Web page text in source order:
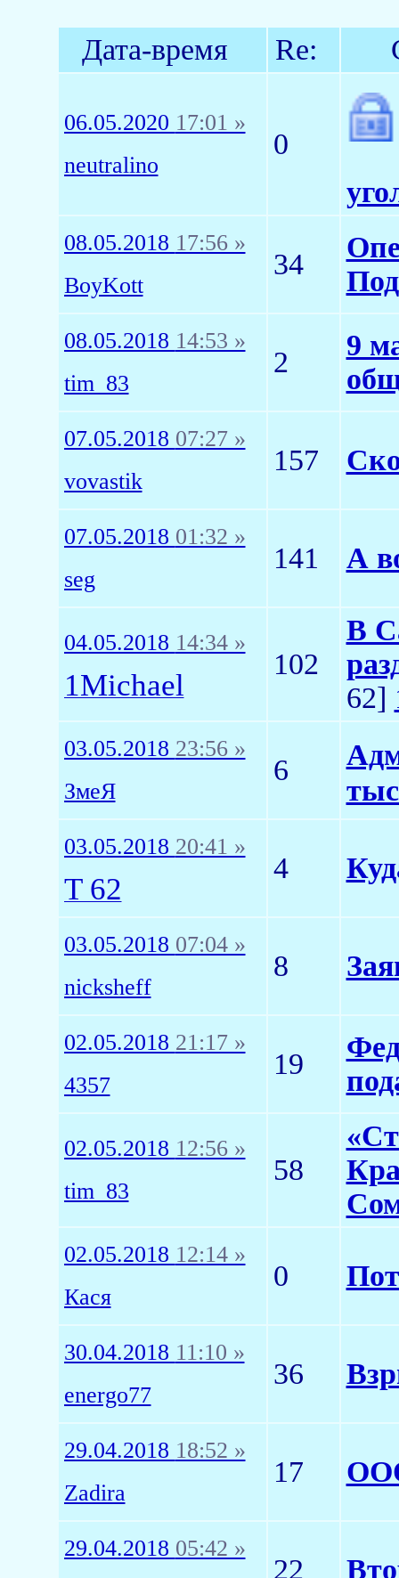
Дата-время Re:
06.05.2020 17:01 »
neutralino
0
08.05.2018 17:56 »
BoyKott
34
08.05.2018 14:53 »
tim_83
2
9
07.05.2018 07:27 »
vovastik
157
07.05.2018 01:32 »
seg
141 А
04.05.2018 14:34 »
1Michael
102
В
62]
03.05.2018 23:56 »
ЗмеЯ
6
03.05.2018 20:41 »
T 62
4
03.05.2018 07:04 »
nicksheff
8
02.05.2018 21:17 »
4357
19
02.05.2018 12:56 »
tim_83
58
02.05.2018 12:14 »
Кася
0
30.04.2018 11:10 »
energo77
36
29.04.2018 18:52 »
Zadira
17
29.04.2018 05:42 »
22